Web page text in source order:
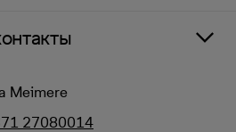
Meimere
27080014